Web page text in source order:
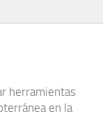
herramientas
en la